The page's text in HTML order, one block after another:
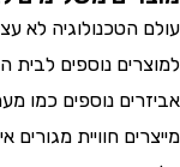
לא עצר
נוספים לבית
נוספים כמו
חוויית מגורים